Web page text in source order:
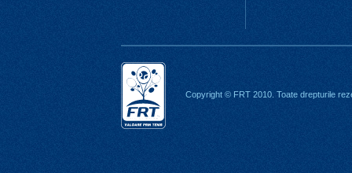
Copyright © FRT 2010. Toate drepturile